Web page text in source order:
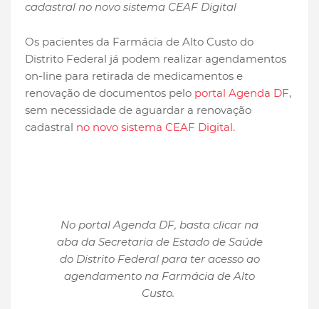
cadastral no novo sistema CEAF Digital
Os pacientes da Farmácia de Alto Custo do
Distrito Federal já podem realizar agendamentos
on-line para retirada de medicamentos e
renovação de documentos pelo portal Agenda DF,
sem necessidade de aguardar a renovação
cadastral no novo sistema CEAF Digital.
No portal Agenda DF, basta clicar na
aba da Secretaria de Estado de Saúde
do Distrito Federal para ter acesso ao
agendamento na Farmácia de Alto
Custo.